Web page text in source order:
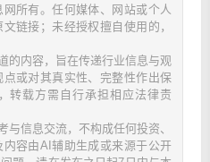
所有。任何媒体、网站或个人
链接；未经授权擅自使用的，
的内容，旨在传递行业信息与观
或对其真实性、完整性作出保
转载方需自行承担相应法律责
与信息交流，不构成任何投资、
容由AI辅助生成或来源于公开